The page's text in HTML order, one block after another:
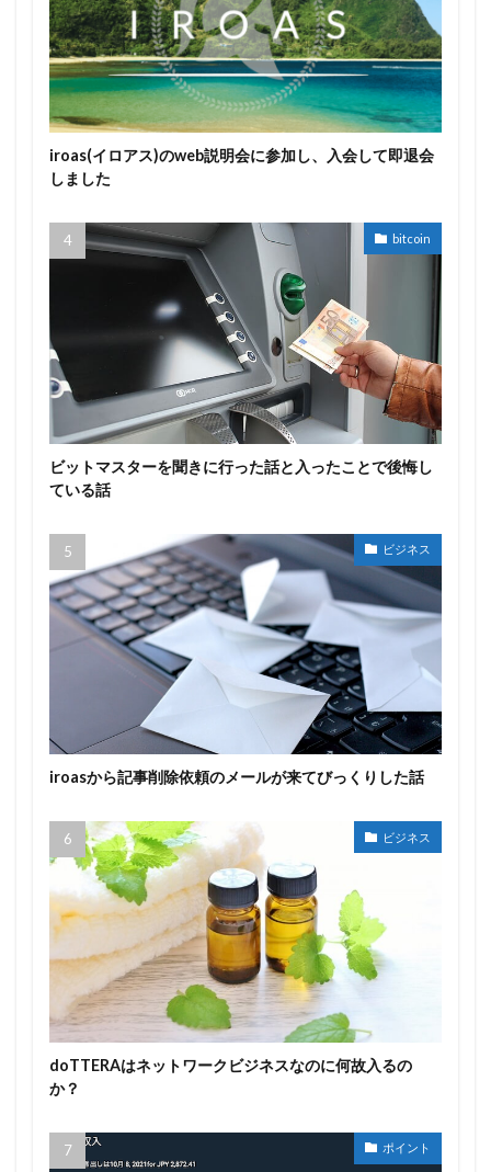
iroas(イロアス)のweb説明会に参加し、入会して即退会
しました
bitcoin
ビットマスターを聞きに行った話と入ったことで後悔し
ている話
ビジネス
iroasから記事削除依頼のメールが来てびっくりした話
ビジネス
doTTERAはネットワークビジネスなのに何故入るの
か？
ポイント